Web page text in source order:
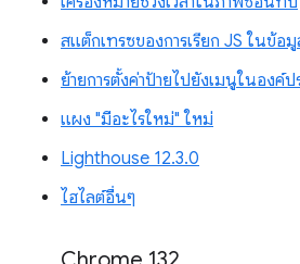
สแต็กเทรซของการเรียก JS ในข้อ
ย้ายการตั้งค่าป้ายไปยังเมนูในองค์
แผง "มีอะไรใหม่" ใหม่
Lighthouse 12.3.0
ไฮไลต์อื่นๆ